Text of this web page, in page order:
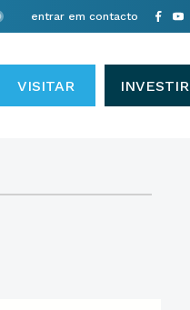
entrar em contacto
VISITAR INVESTIR